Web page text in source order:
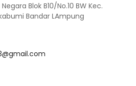
Blok B10/No.10 BW Kec.
Bandar LAmpung